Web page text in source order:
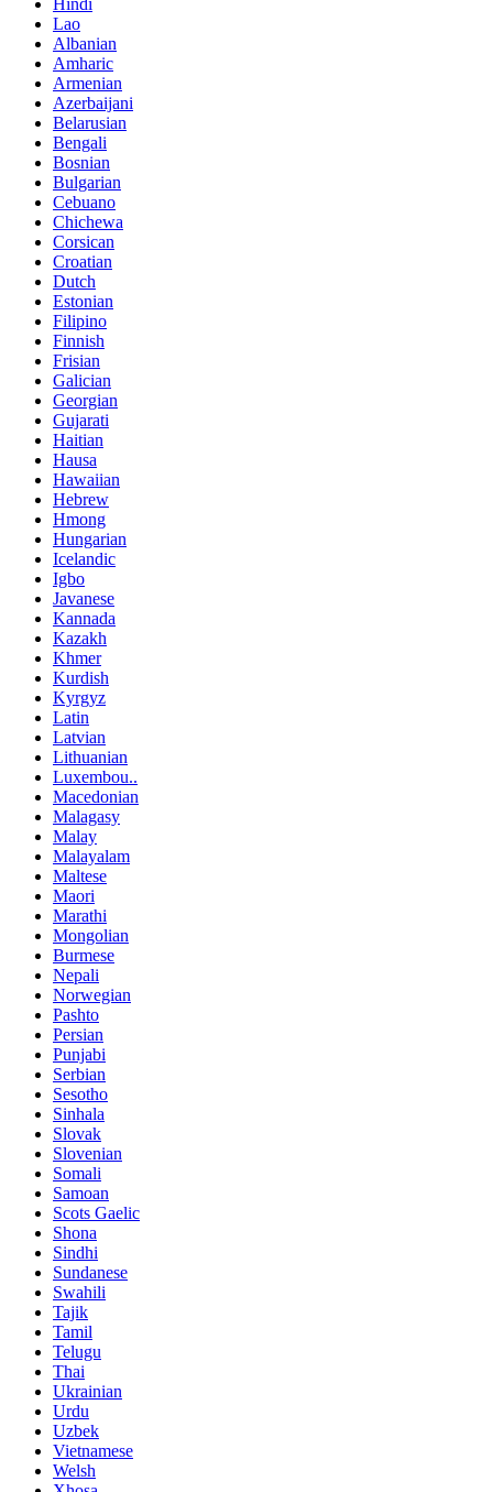
Hindi
Lao
Albanian
Amharic
Armenian
Azerbaijani
Belarusian
Bengali
Bosnian
Bulgarian
Cebuano
Chichewa
Corsican
Croatian
Dutch
Estonian
Filipino
Finnish
Frisian
Galician
Georgian
Gujarati
Haitian
Hausa
Hawaiian
Hebrew
Hmong
Hungarian
Icelandic
Igbo
Javanese
Kannada
Kazakh
Khmer
Kurdish
Kyrgyz
Latin
Latvian
Lithuanian
Luxembou..
Macedonian
Malagasy
Malay
Malayalam
Maltese
Maori
Marathi
Mongolian
Burmese
Nepali
Norwegian
Pashto
Persian
Punjabi
Serbian
Sesotho
Sinhala
Slovak
Slovenian
Somali
Samoan
Scots Gaelic
Shona
Sindhi
Sundanese
Swahili
Tajik
Tamil
Telugu
Thai
Ukrainian
Urdu
Uzbek
Vietnamese
Welsh